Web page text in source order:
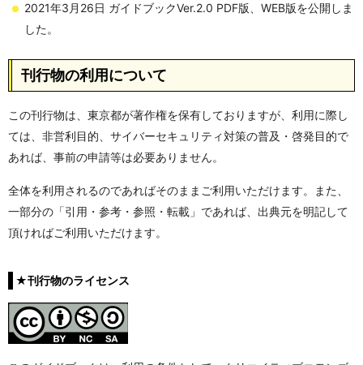
2021年3月26日 ガイドブックVer.2.0 PDF版、WEB版を公開しま
した。
刊行物の利用について
この刊行物は、東京都が著作権を保有しておりますが、利用に際し
ては、非営利目的、サイバーセキュリティ対策の普及・啓発目的で
あれば、事前の申請等は必要ありません。
全体を利用されるのであればそのままご利用いただけます。また、
一部分の「引用・参考・参照・転載」であれば、出典元を明記して
頂ければご利用いただけます。
★刊行物のライセンス